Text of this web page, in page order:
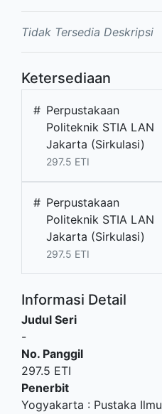
Tidak Tersedia Deskripsi
Ketersediaan
# Perpustakaan
Politeknik STIA LAN
Jakarta (Sirkulasi)
297.5 ETI
# Perpustakaan
Politeknik STIA LAN
Jakarta (Sirkulasi)
297.5 ETI
Informasi Detail
Judul Seri
-
No. Panggil
297.5 ETI
Penerbit
Yogyakarta : Pustaka Ilmu